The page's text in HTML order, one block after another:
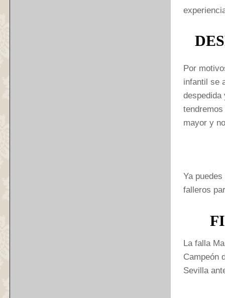
Por
infantil se
despedida
mayor y
Ya
falleros
La falla
Campeón
Sevilla